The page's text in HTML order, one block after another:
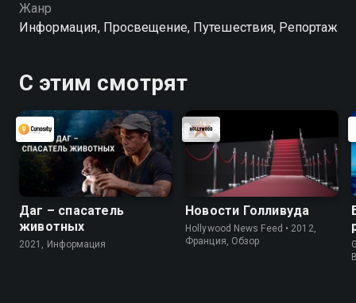
Жанр
Информация, Просвещение, Путешествия, Репортаж
С этим смотрят
Даг – спасатель
животных
2021, Информация
Новости Голливуда
Hollywood News Feed • 2012,
Франция, Обзор